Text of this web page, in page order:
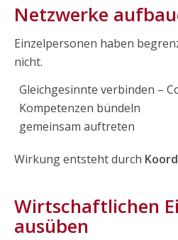
Netzwerke
Einzelpersonen haben
nicht.
Gleichgesinnte verbinden –
Kompetenzen bündeln
gemeinsam auftreten
Wirkung entsteht durch
Wirtschaftlichen
ausüben